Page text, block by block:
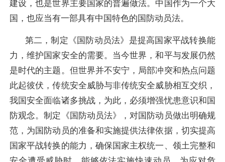
建设，也是世界主要国家的普遍做法。中国作为一个大
国，也应当有一部具有中国特色的国防动员法。
第二，制定《国防动员法》是提高国家平战转换能
力，维护国家安全的需要。 当今世界，和平与发展仍然
是时代的主题。但世界并不安宁，局部冲突和热点问题
此起彼伏，传统安全威胁与非传统安全威胁相互交织，
我国安全面临诸多挑战，为此，必须增强忧患意识和国
防观念。制定《国防动员法》，对国防动员做出明确规
范，为国防动员的准备和实施提供法律依据，切实提高
国家平战转换的能力，确保国家主权统一、领土完整和